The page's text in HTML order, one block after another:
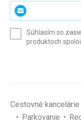
Zadajte
svoj
(povinné)
Súhlasím so
produktoch
Cestovné kancelárie
Parkovanie